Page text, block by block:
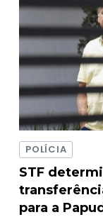
POLÍCIA
STF
para a